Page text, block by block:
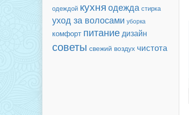
одеждой кухня одежда стирка
уход за волосами уборка
комфорт питаниедизайн
советы свежий воздух чистота